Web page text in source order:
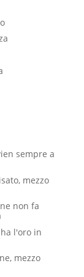
sempre a
mezzo
non fa
l'oro in
mezzo